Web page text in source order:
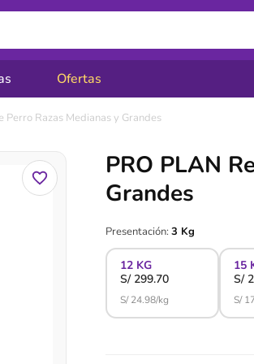
Ofertas
Perro Razas Medianas y Grandes
PRO PLAN
Grandes
Presentación:3 Kg
12 KG
S/299.70
S/24.98/kg
15
S/
S/